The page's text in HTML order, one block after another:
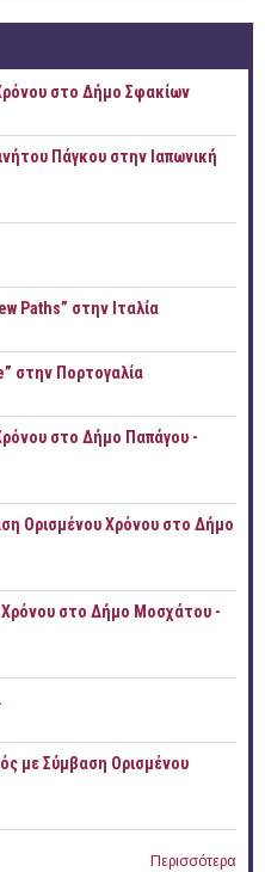
στο Δήμο Σφακίων
Πάγκου στην Ιαπωνική
Paths” στην Ιταλία
στην Πορτογαλία
στο Δήμο Παπάγου -
Ορισμένου Χρόνου στο Δήμο
στο Δήμο Μοσχάτου -
με Σύμβαση Ορισμένου
Περισσότερα